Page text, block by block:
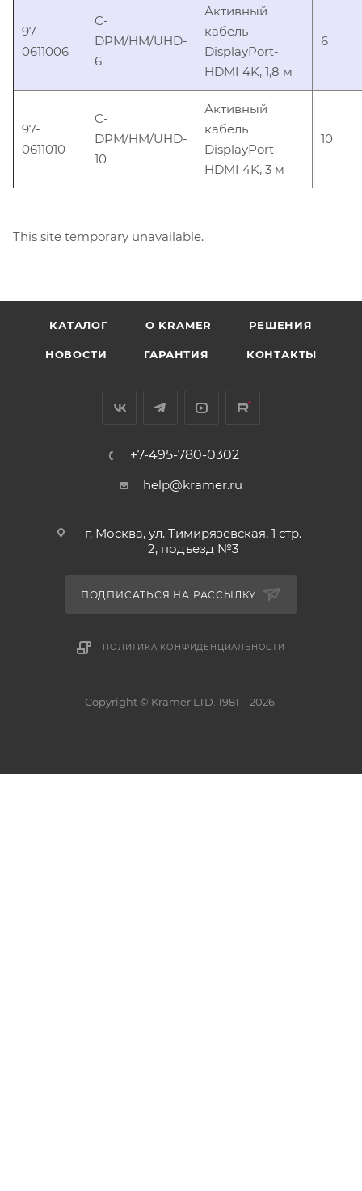
97-
0611006
C-
DPM/HM/UHD-
6
Активный
кабель
DisplayPort-
HDMI 4K, 1,8 м
6
97-
0611010
C-
DPM/HM/UHD-
10
Активный
кабель
DisplayPort-
HDMI 4K, 3 м
10
This site temporary unavailable.
КАТАЛОГ O KRAMER РЕШЕНИЯ
НОВОСТИ ГАРАНТИЯ КОНТАКТЫ
+7-495-780-0302
help@kramer.ru
г. Москва, ул. Тимирязевская, 1 стр.
2, подъезд №3
ПОДПИСАТЬСЯ НА РАССЫЛКУ
ПОЛИТИКА КОНФИДЕНЦИАЛЬНОСТИ
Copyright © Kramer LTD. 1981—2026.